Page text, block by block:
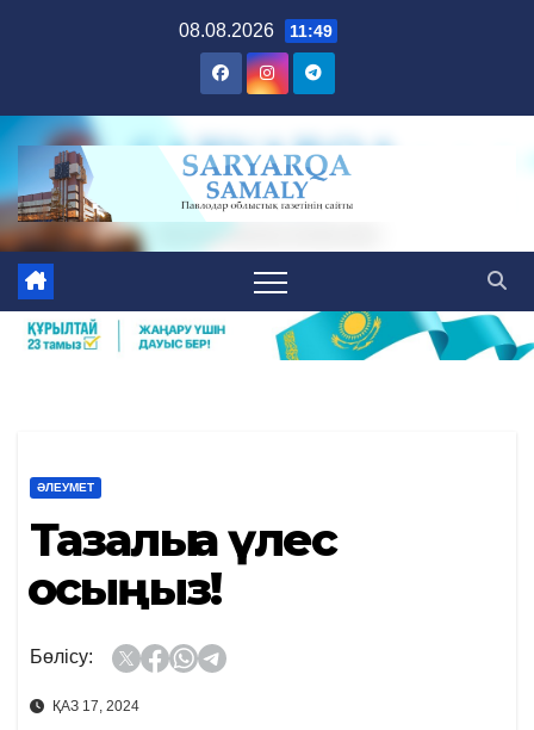
08.08.2026 11:49
ӘЛЕУМЕТ
Тазалыққа үлес
қосыңыз!
Бөлісу:
ҚАЗ 17, 2024